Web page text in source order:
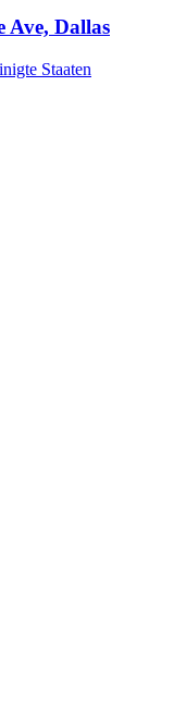
Ave, Dallas
Staaten